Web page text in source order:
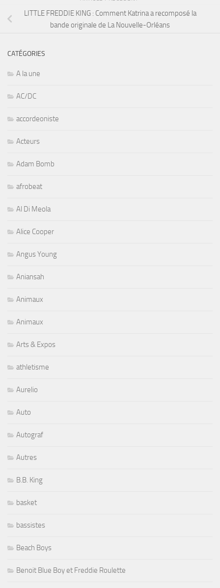
LITTLE FREDDIE KING : Comment Katrina a recomposé la
bande originale de La Nouvelle-Orléans
CATÉGORIES
A la une
AC/DC
accordeoniste
Acteurs
Adam Bomb
afrobeat
Al Di Meola
Alice Cooper
Angus Young
Aniansah
Animaux
Animaux
Arts & Expos
athletisme
Aurelio
Auto
Autograf
Autres
B.B. King
basket
bassistes
Beach Boys
Benoit Blue Boy et Freddie Roulette